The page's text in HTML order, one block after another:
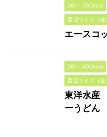
201～300kcal
普通サイズ（並）
エースコ
301～400kcal
普通サイズ（並）
東洋水産
ーうどん